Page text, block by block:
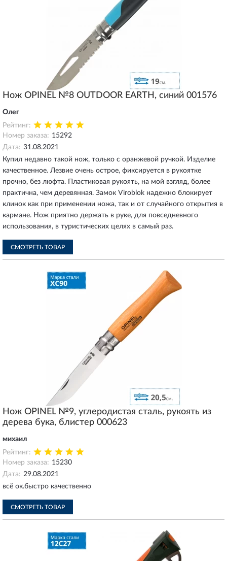
Нож OPINEL №8 OUTDOOR EARTH, синий 001576
Олег
Рейтинг:
Номер заказа: 15292
Дата: 31.08.2021
Купил недавно такой нож, только с оранжевой ручкой. Изделие
качественное. Лезвие очень острое, фиксируется в рукоятке
прочно, без люфта. Пластиковая рукоять, на мой взгляд, более
практична, чем деревянная. Замок Viroblok надежно блокирует
клинок как при применении ножа, так и от случайного открытия в
кармане. Нож приятно держать в руке, для повседневного
использования, в туристических целях в самый раз.
СМОТРЕТЬ ТОВАР
Нож OPINEL №9, углеродистая сталь, рукоять из
дерева бука, блистер 000623
михаил
Рейтинг:
Номер заказа: 15230
Дата: 29.08.2021
всё ок.быстро качественно
СМОТРЕТЬ ТОВАР